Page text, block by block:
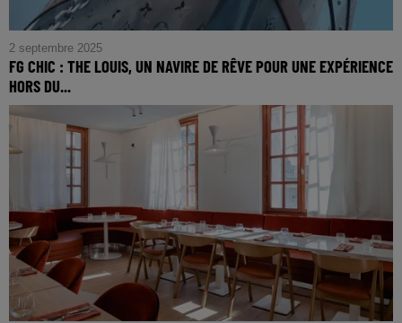
2 septembre 2025
FG CHIC : THE LOUIS, UN NAVIRE DE RÊVE POUR UNE EXPÉRIENCE
HORS DU...
FG CHIC : The Louis, Un navire de rêve pour une
expérience hors du commun à Shanghai